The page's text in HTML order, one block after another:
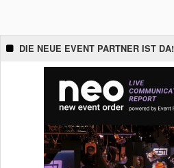
DIE NEUE EVENT PARTNER IST DA!